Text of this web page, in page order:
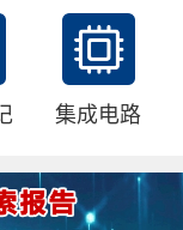
集成电路